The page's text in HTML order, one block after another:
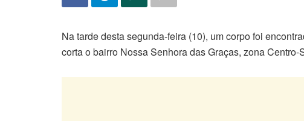
Na tarde desta segunda-feira (10), um corpo foi
corta o bairro Nossa Senhora das Graças, zona Centro-